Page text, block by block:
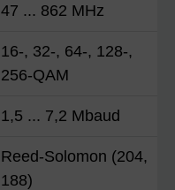
47 ... 862 MHz
16-, 32-, 64-, 128-,
256-QAM
1,5 ... 7,2 Mbaud
Reed-Solomon (204,
188)